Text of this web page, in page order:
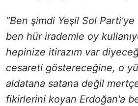
“Ben şimdi Yeşil Sol
ben hür irademle oy
hepinize itirazım var
cesareti göstereceğine, o
aldatana satana değil
fikirlerini koyan Erdoğan'a